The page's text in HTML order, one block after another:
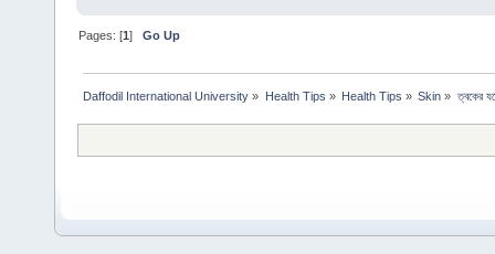
Pages: [1]Go Up
Daffodil International University » Health Tips » Health Tips » Skin » ত্বকের